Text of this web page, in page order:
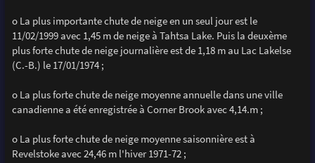
o La plus importante chute de neige en un seul jour est le
11/02/1999 avec 1,45 m de neige à Tahtsa Lake. Puis la deuxème
plus forte chute de neige journalière est de 1,18 m au Lac Lakelse
(C.-B.) le 17/01/1974 ;
o La plus forte chute de neige moyenne annuelle dans une ville
canadienne a été enregistrée à Corner Brook avec 4,14.m ;
o La plus forte chute de neige moyenne saisonnière est à
Revelstoke avec 24,46 m l'hiver 1971-72 ;